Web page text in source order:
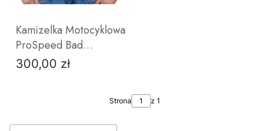
Kamizelka Motocyklowa
ProSpeed Bad
Company – Czarna
Skóra Bydlęca | Styl
Cena
300,00 zł
Strona z 1